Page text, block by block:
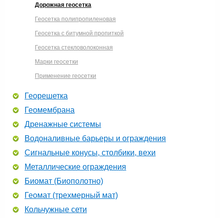
Дорожная геосетка
Геосетка полипропиленовая
Геосетка с битумной пропиткой
Геосетка стекловолоконная
Марки геосетки
Применение геосетки
Георешетка
Геомембрана
Дренажные системы
Водоналивные барьеры и ограждения
Сигнальные конусы, столбики, вехи
Металлические ограждения
Биомат (Биополотно)
Геомат (трехмерный мат)
Кольчужные сети